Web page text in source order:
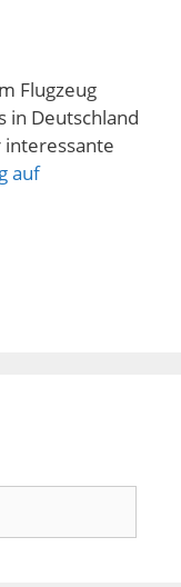
Flugzeug
in Deutschland
interessante
auf